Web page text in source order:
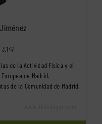
3.147
de la Actividad Física y el
de Madrid.
de la Comunidad de Madrid.